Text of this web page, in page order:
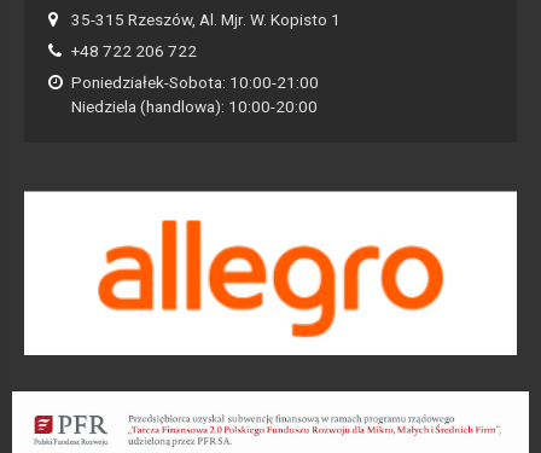
35-315 Rzeszów, Al. Mjr. W. Kopisto 1
+48 722 206 722
Poniedziałek-Sobota: 10:00-21:00
Niedziela (handlowa): 10:00-20:00